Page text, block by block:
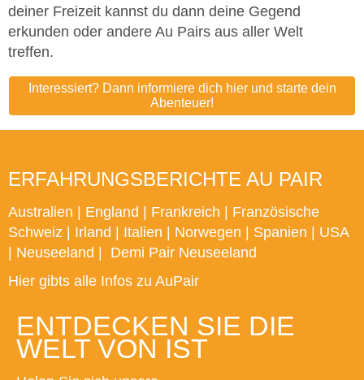
deiner Freizeit kannst du dann deine Gegend
erkunden oder andere Au Pairs aus aller Welt
treffen.
Interessiert? Dann informiere dich hier und starte dein
Abenteuer!
ERFAHRUNGSBERICHTE AU PAIR
Australien | England | Frankreich | Französische
Schweiz | Irland | Italien | Norwegen | Spanien | USA
| Neuseeland | Demi Pair Neuseeland
Hier gibts alle Infos zu AuPair
ENTDECKEN SIE DIE
WELT VON IST